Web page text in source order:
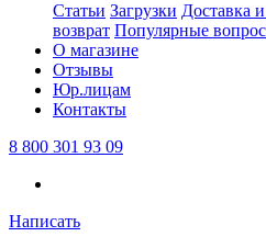
Статьи Загрузки Доставка
возврат Популярные
О магазине
Отзывы
Юр.лицам
Контакты
8 800 301 93 09
Написать